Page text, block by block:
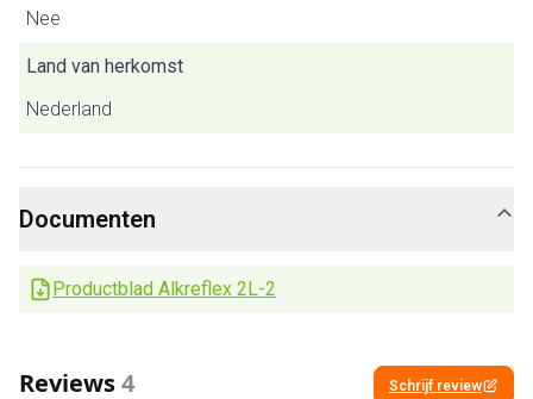
Nee
Land van herkomst
Nederland
Documenten
Productblad Alkreflex 2L-2
Reviews4 Schrijf review